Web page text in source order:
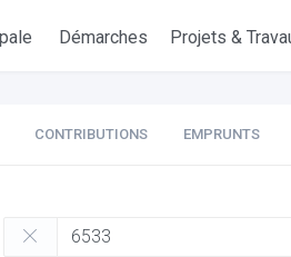
Démarches Projets &
CONTRIBUTIONS EMPRUNTS